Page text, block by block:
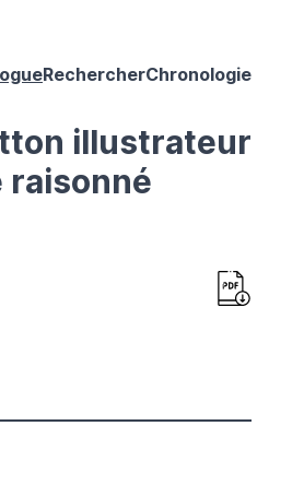
RechercherChronologie
illustrateur
raisonné